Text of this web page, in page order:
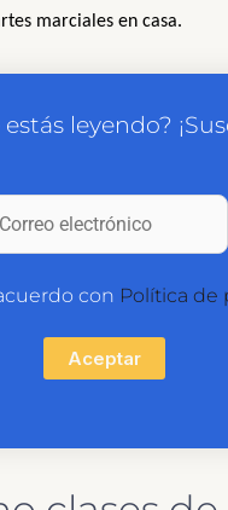
marciales en casa.
leyendo?
con Política de
Aceptar